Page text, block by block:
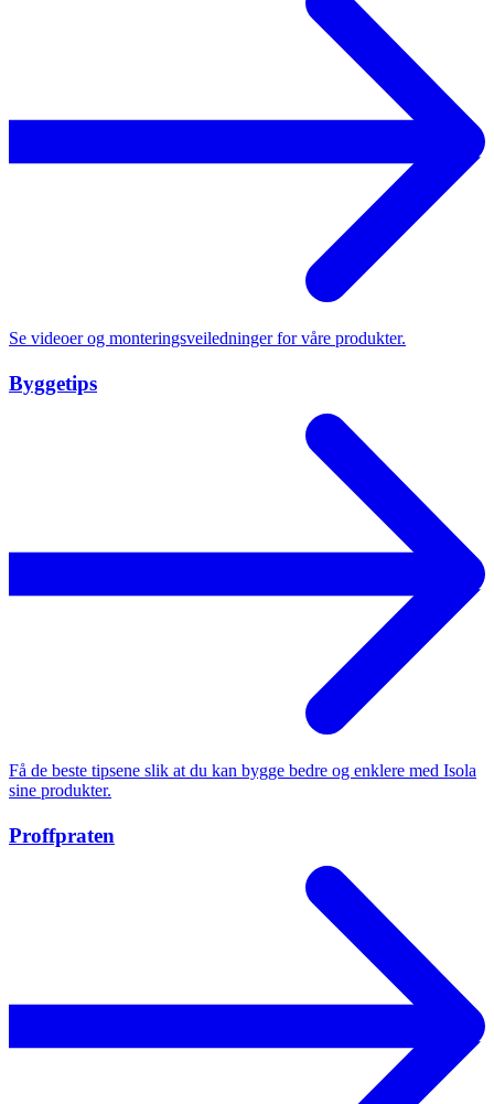
Se videoer og monteringsveiledninger for våre produkter.
Byggetips
Få de beste tipsene slik at du kan bygge bedre og enklere med Isola
sine produkter.
Proffpraten